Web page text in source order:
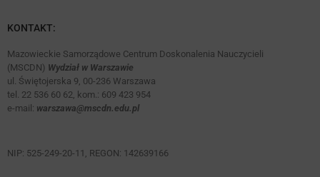
KONTAKT:
Mazowieckie Samorządowe Centrum Doskonalenia Nauczycieli
(MSCDN) Wydział w Warszawie
ul. Świętojerska 9, 00-236 Warszawa
tel. 22 536 60 62, kom.: 609 423 954
e-mail: warszawa@mscdn.edu.pl
NIP: 525-249-20-11, REGON: 142639166